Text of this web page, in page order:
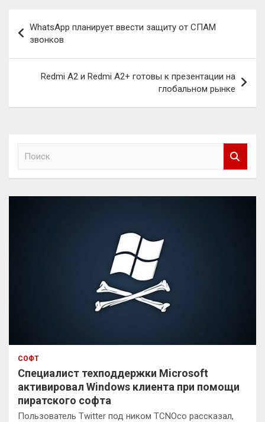
по
записям
WhatsApp планирует ввести защиту от СПАМ
звонков
Redmi A2 и Redmi A2+ готовы к презентации на
глобальном рынке
к
СОФТ
Специалист техподдержки Microsoft
активировал Windows клиента при помощи
пиратского софта
Пользователь Twitter под ником TCNOco рассказал,